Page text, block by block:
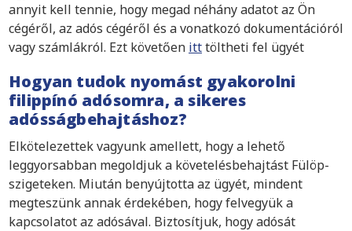
annyit kell tennie, hogy megad néhány adatot az Ön
cégéről, az adós cégéről és a vonatkozó dokumentációról
vagy számlákról. Ezt követően itttöltheti fel ügyét
Hogyan tudok nyomást gyakorolni
filippínó adósomra, a sikeres
adósságbehajtáshoz?
Elkötelezettek vagyunk amellett, hogy a lehető
leggyorsabban megoldjuk a követelésbehajtást Fülöp-
szigeteken. Miután benyújtotta az ügyét, mindent
megteszünk annak érdekében, hogy felvegyük a
kapcsolatot az adósával. Biztosítjuk, hogy adósát